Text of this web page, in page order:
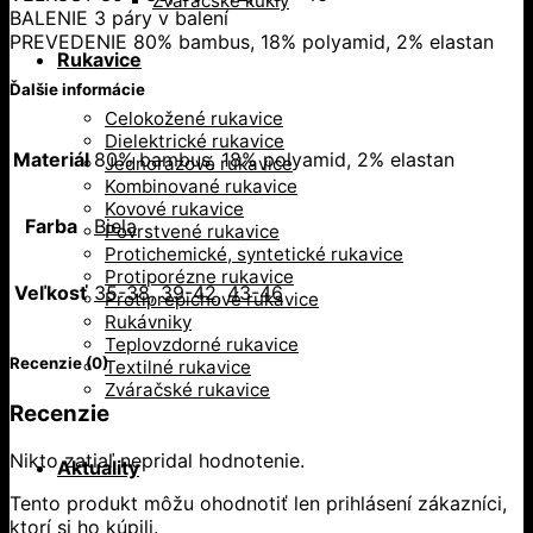
Rukavice
Celokožené rukavice
Dielektrické rukavice
Jednorazové rukavice
Kombinované rukavice
Kovové rukavice
Povrstvené rukavice
Protichemické, syntetické rukavice
Protiporézne rukavice
Protiprepichové rukavice
Rukávniky
Teplovzdorné rukavice
Textilné rukavice
Zváračské rukavice
Aktuality
BALENIE 3 páry v balení
PREVEDENIE 80% bambus, 18% polyamid, 2% elastan
Ďalšie informácie
Materiál 80% bambus, 18% polyamid, 2% elastan
Farba Biela
Veľkosť 35-38,39-42,43-46
Recenzie (0)
Recenzie
Nikto zatiaľ nepridal hodnotenie.
Tento produkt môžu ohodnotiť len prihlásení zákazníci,
ktorí si ho kúpili.